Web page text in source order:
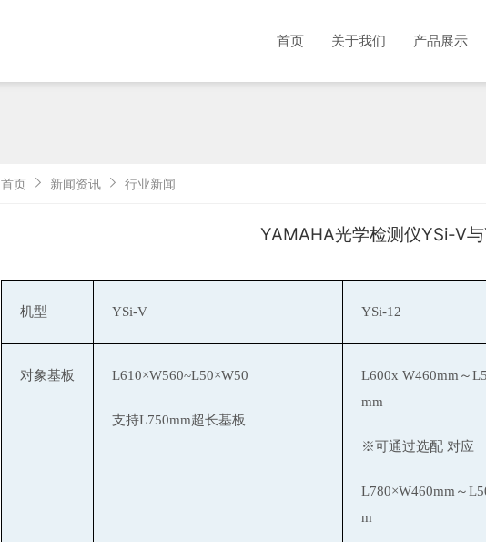
首页 关于我们 产品展示
首页 新闻资讯 行业新闻
YAMAHA光学检测仪YSi-V
机型 YSi-V YSi-12
对象基板 L610×W560~L50×W50
支持L750mm超长基板
L600x W460mm～
mm
※可通过选配 对应
L780×W460mm～
m